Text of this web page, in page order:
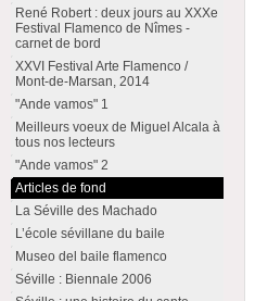
René Robert : deux jours au XXXe
Festival Flamenco de Nîmes -
carnet de bord
XXVI Festival Arte Flamenco /
Mont-de-Marsan, 2014
"Ande vamos" 1
Meilleurs voeux de Miguel Alcala à
tous nos lecteurs
"Ande vamos" 2
Articles de fond
La Séville des Machado
L’école sévillane du baile
Museo del baile flamenco
Séville : Biennale 2006